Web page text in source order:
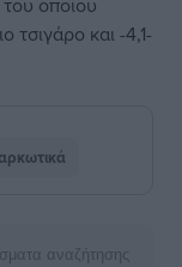
τσιγάρο και -4,1-
αναζήτησης